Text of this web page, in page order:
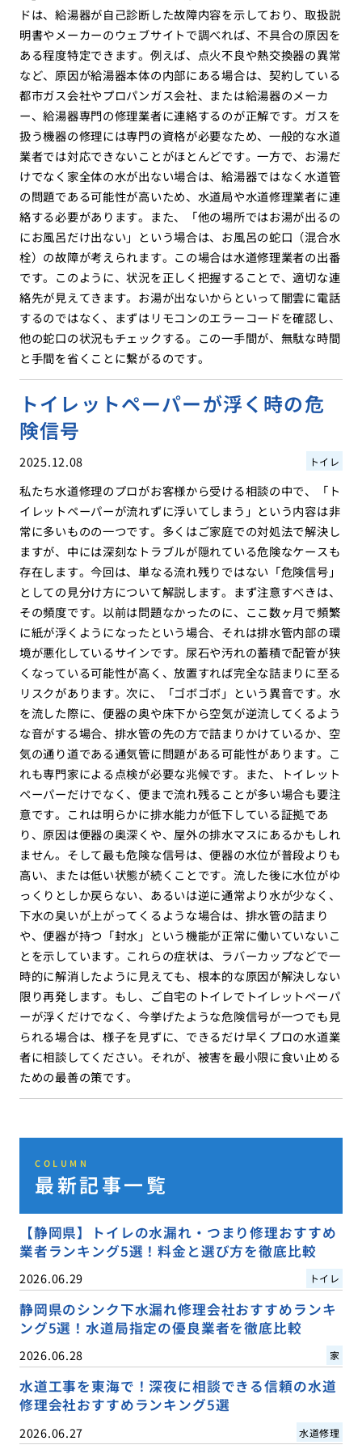
ドは、給湯器が自己診断した故障内容を示しており、取扱説
明書やメーカーのウェブサイトで調べれば、不具合の原因を
ある程度特定できます。例えば、点火不良や熱交換器の異常
など、原因が給湯器本体の内部にある場合は、契約している
都市ガス会社やプロパンガス会社、または給湯器のメーカ
ー、給湯器専門の修理業者に連絡するのが正解です。ガスを
扱う機器の修理には専門の資格が必要なため、一般的な水道
業者では対応できないことがほとんどです。一方で、お湯だ
けでなく家全体の水が出ない場合は、給湯器ではなく水道管
の問題である可能性が高いため、水道局や水道修理業者に連
絡する必要があります。また、「他の場所ではお湯が出るの
にお風呂だけ出ない」という場合は、お風呂の蛇口（混合水
栓）の故障が考えられます。この場合は水道修理業者の出番
です。このように、状況を正しく把握することで、適切な連
絡先が見えてきます。お湯が出ないからといって闇雲に電話
するのではなく、まずはリモコンのエラーコードを確認し、
他の蛇口の状況もチェックする。この一手間が、無駄な時間
と手間を省くことに繋がるのです。
トイレットペーパーが浮く時の危
険信号
2025.12.08 トイレ
私たち水道修理のプロがお客様から受ける相談の中で、「ト
イレットペーパーが流れずに浮いてしまう」という内容は非
常に多いものの一つです。多くはご家庭での対処法で解決し
ますが、中には深刻なトラブルが隠れている危険なケースも
存在します。今回は、単なる流れ残りではない「危険信号」
としての見分け方について解説します。まず注意すべきは、
その頻度です。以前は問題なかったのに、ここ数ヶ月で頻繁
に紙が浮くようになったという場合、それは排水管内部の環
境が悪化しているサインです。尿石や汚れの蓄積で配管が狭
くなっている可能性が高く、放置すれば完全な詰まりに至る
リスクがあります。次に、「ゴボゴボ」という異音です。水
を流した際に、便器の奥や床下から空気が逆流してくるよう
な音がする場合、排水管の先の方で詰まりかけているか、空
気の通り道である通気管に問題がある可能性があります。こ
れも専門家による点検が必要な兆候です。また、トイレット
ペーパーだけでなく、便まで流れ残ることが多い場合も要注
意です。これは明らかに排水能力が低下している証拠であ
り、原因は便器の奥深くや、屋外の排水マスにあるかもしれ
ません。そして最も危険な信号は、便器の水位が普段よりも
高い、または低い状態が続くことです。流した後に水位がゆ
っくりとしか戻らない、あるいは逆に通常より水が少なく、
下水の臭いが上がってくるような場合は、排水管の詰まり
や、便器が持つ「封水」という機能が正常に働いていないこ
とを示しています。これらの症状は、ラバーカップなどで一
時的に解消したように見えても、根本的な原因が解決しない
限り再発します。もし、ご自宅のトイレでトイレットペーパ
ーが浮くだけでなく、今挙げたような危険信号が一つでも見
られる場合は、様子を見ずに、できるだけ早くプロの水道業
者に相談してください。それが、被害を最小限に食い止める
ための最善の策です。
COLUMN
最新記事一覧
【静岡県】トイレの水漏れ・つまり修理おすすめ
業者ランキング5選！料金と選び方を徹底比較
2026.06.29 トイレ
静岡県のシンク下水漏れ修理会社おすすめランキ
ング5選！水道局指定の優良業者を徹底比較
2026.06.28 家
水道工事を東海で！深夜に相談できる信頼の水道
修理会社おすすめランキング5選
2026.06.27 水道修理